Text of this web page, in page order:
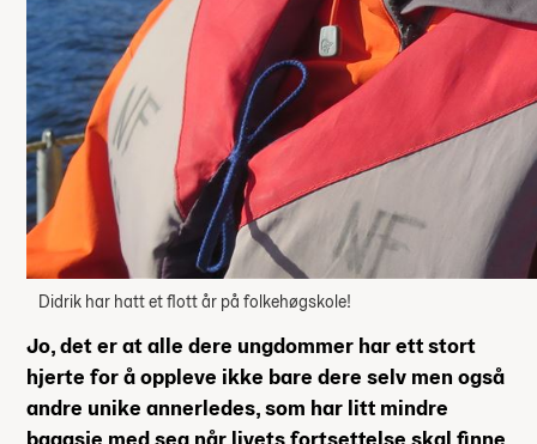
Didrik har hatt et flott år på folkehøgskole!
Jo, det er at alle dere ungdommer har ett stort
hjerte for å oppleve ikke bare dere selv men også
andre unike annerledes, som har litt mindre